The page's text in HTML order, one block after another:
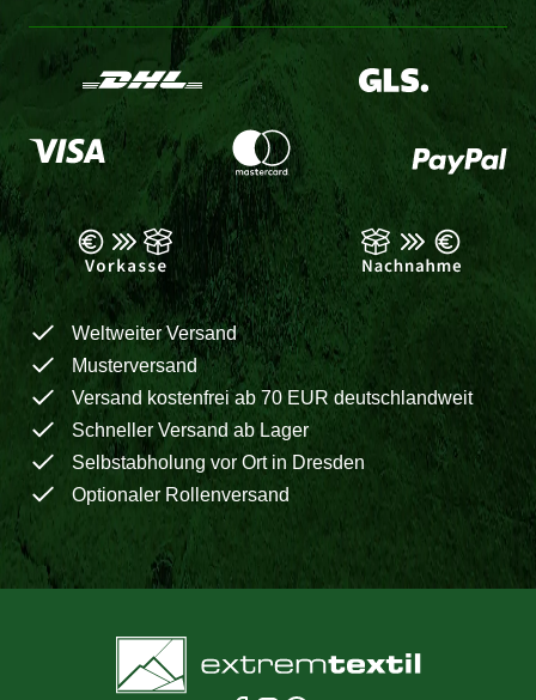
Weltweiter Versand
Musterversand
Versand kostenfrei ab 70 EUR deutschlandweit
Schneller Versand ab Lager
Selbstabholung vor Ort in Dresden
Optionaler Rollenversand